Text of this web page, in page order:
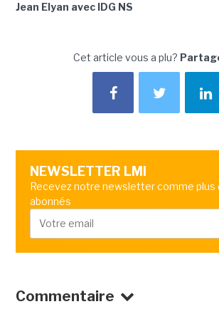
Jean Elyan avec IDG NS
Cet article vous a plu?
NEWSLETTER LMI
Recevez notre newsletter comme
abonnés
Commentaire